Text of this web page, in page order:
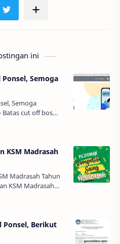
ini
Semoga
Semoga
Batas cut off bos
sekarang cut off
hari lagi.
KSM Madrasah
Madrasah Tahun
KSM Madrasah
Sains Madrasah)
digelar oleh
Ponsel, Berikut